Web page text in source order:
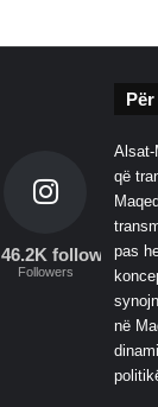
46.2K followers
Followers
Alsat-
që
pas
në